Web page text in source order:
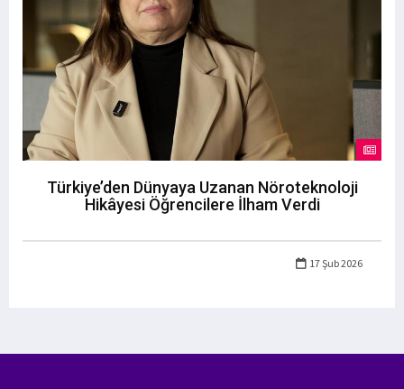
Türkiye’den Dünyaya Uzanan Nöroteknoloji
Hikâyesi Öğrencilere İlham Verdi
17 Şub 2026